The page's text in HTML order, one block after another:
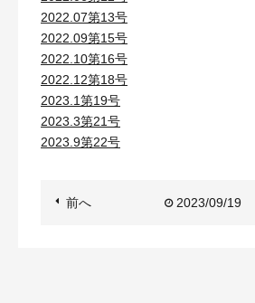
2022.07第13号
2022.09第15号
2022.10第16号
2022.12第18号
2023.1第19号
2023.3第21号
2023.9第22号
前へ 2023/09/19